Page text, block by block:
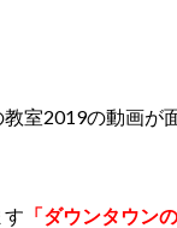
室2019の動画
「ダウンタウン